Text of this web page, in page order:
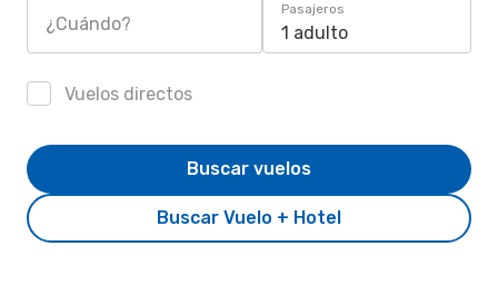
¿Cuándo?
Pasajeros
1 adulto
Vuelos directos
Buscar Vuelo + Hotel
Buscar vuelos